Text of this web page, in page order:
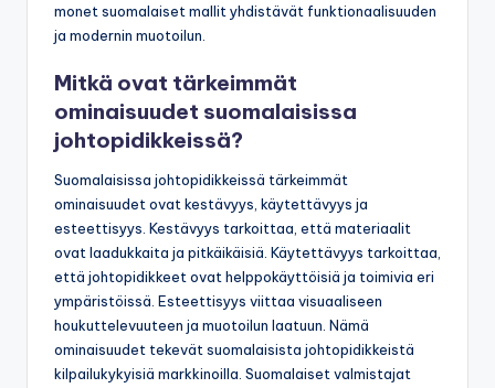
monet suomalaiset mallit yhdistävät funktionaalisuuden
ja modernin muotoilun.
Mitkä ovat tärkeimmät
ominaisuudet suomalaisissa
johtopidikkeissä?
Suomalaisissa johtopidikkeissä tärkeimmät
ominaisuudet ovat kestävyys, käytettävyys ja
esteettisyys. Kestävyys tarkoittaa, että materiaalit
ovat laadukkaita ja pitkäikäisiä. Käytettävyys tarkoittaa,
että johtopidikkeet ovat helppokäyttöisiä ja toimivia eri
ympäristöissä. Esteettisyys viittaa visuaaliseen
houkuttelevuuteen ja muotoilun laatuun. Nämä
ominaisuudet tekevät suomalaisista johtopidikkeistä
kilpailukykyisiä markkinoilla. Suomalaiset valmistajat